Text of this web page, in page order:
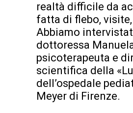
realtà difficile da
fatta di flebo,
Abbiamo
dottoressa
psicoterapeuta e
scientifica della
dell’ospedale
Meyer di Firenze.